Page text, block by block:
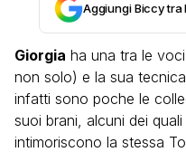
Aggiungi Biccy tra
Giorgia ha una tra le
non solo) e la sua
infatti sono poche le
suoi brani, alcuni dei
intimoriscono la stessa